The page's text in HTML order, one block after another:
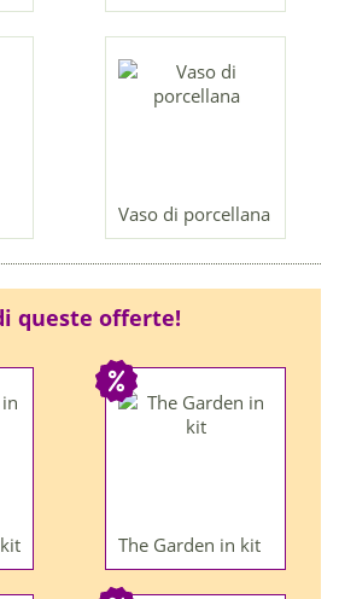
Vaso di porcellana
queste offerte!
The Garden in kit